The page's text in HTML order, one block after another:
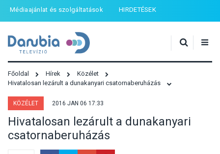
Médiaajánlat és szolgáltatások HIRDETÉSEK
Főoldal Hírek
Közélet
Hivatalosan lezárult a dunakanyari csatornaberuházás
KÖZÉLET 2016 JAN 06 17:33
Hivatalosan lezárult a dunakanyari
csatornaberuházás